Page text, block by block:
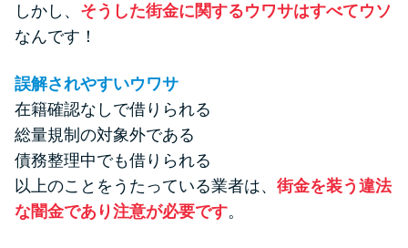
しかし、 そうした街金に関するウワサはすべてウソ
なんです！
誤解されやすいウワサ
在籍確認なしで借りられる
総量規制の対象外である
債務整理中でも借りられる
以上のことをうたっている業者は、 街金を装う違法
な闇金であり注意が必要です。